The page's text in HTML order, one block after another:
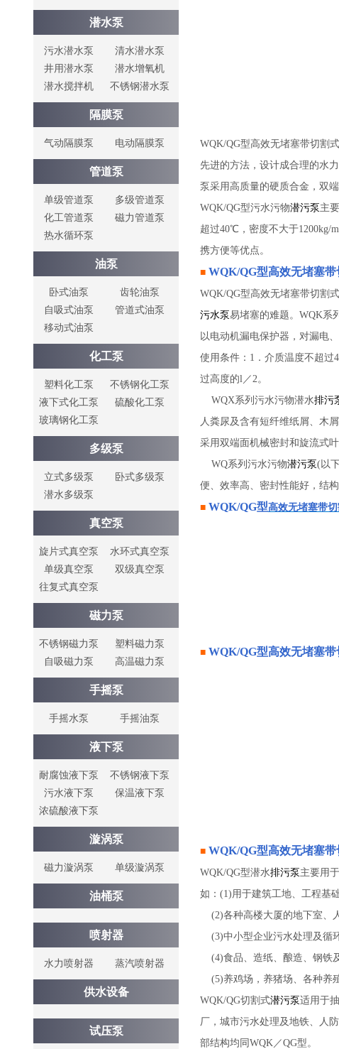
潜水泵
污水潜水泵
清水潜水泵
井用潜水泵
潜水增氧机
潜水搅拌机
不锈钢潜水泵
隔膜泵
气动隔膜泵 电动隔膜泵
管道泵
单级管道泵
多级管道泵
化工管道泵
磁力管道泵
热水循环泵
油泵
卧式油泵
齿轮油泵
自吸式油泵
管道式油泵
移动式油泵
化工泵
塑料化工泵
不锈钢化工泵
液下式化工泵
硫酸化工泵
玻璃钢化工泵
多级泵
立式多级泵
卧式多级泵
潜水多级泵
真空泵
旋片式真空泵
水环式真空泵
单级真空泵
双级真空泵
往复式真空泵
磁力泵
不锈钢磁力泵
塑料磁力泵
自吸磁力泵
高温磁力泵
手摇泵
手摇水泵 手摇油泵
液下泵
耐腐蚀液下泵
不锈钢液下泵
污水液下泵
保温液下泵
浓硫酸液下泵
漩涡泵
磁力漩涡泵 单级漩涡泵
油桶泵
喷射器
水力喷射器 蒸汽喷射器
供水设备
试压泵
WQK/QG型高效无堵塞带切割式
先进的方法，设计成合理的水
泵采用高质量的硬质合金，双
WQK/QG型污水污物潜污泵 主
超过40℃，密度不大于1200kg/
携方便等优点。
■ WQK/QG型高效无堵塞
WQK/QG型高效无堵塞带切割式
污水泵易堵塞的难题。WQK系
以电动机漏电保护器，对漏电
使用条件：1．介质温度不超过
过高度的l／2。
WQX系列污水污物潜水排污
人粪尿及含有短纤维纸屑、木
采用双端面机械密封和旋流式
WQ系列污水污物潜污泵(以
便、效率高、密封性能好，结
■ WQK/QG型高效无堵塞带
■ WQK/QG型高效无堵塞
■ WQK/QG型高效无堵塞
WQK/QG型潜水排污泵 主要用
如：(1)用于建筑工地、工程基
(2)各种高楼大厦的地下室、
(3)中小型企业污水处理及循
(4)食品、造纸、酿造、钢铁
(5)养鸡场，养猪场、各种养
WQK/QG切割式潜污泵适用于
厂，城市污水处理及地铁、人
部结构均同WQK／QG型。